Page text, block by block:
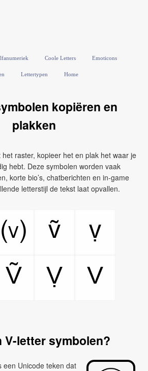
Coole Letters Emoticons
Lettertypen Home
kopiëren en
plakken
raster, kopieer het en plak het waar je
hebt. Deze symbolen worden vaak
korte bio’s, chatberichten en in-game
letterstijl de tekst laat opvallen.
⒱ ṽ
ṿ
Ṽ Ṿ V
V-letter symbolen?
een Unicode teken dat